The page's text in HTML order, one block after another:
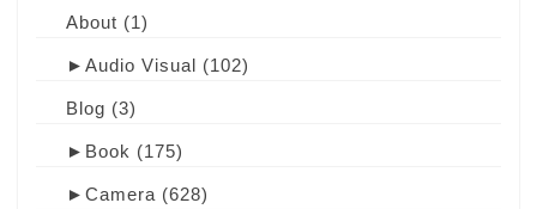
About (1)
► Audio Visual (102)
Blog (3)
► Book (175)
► Camera (628)